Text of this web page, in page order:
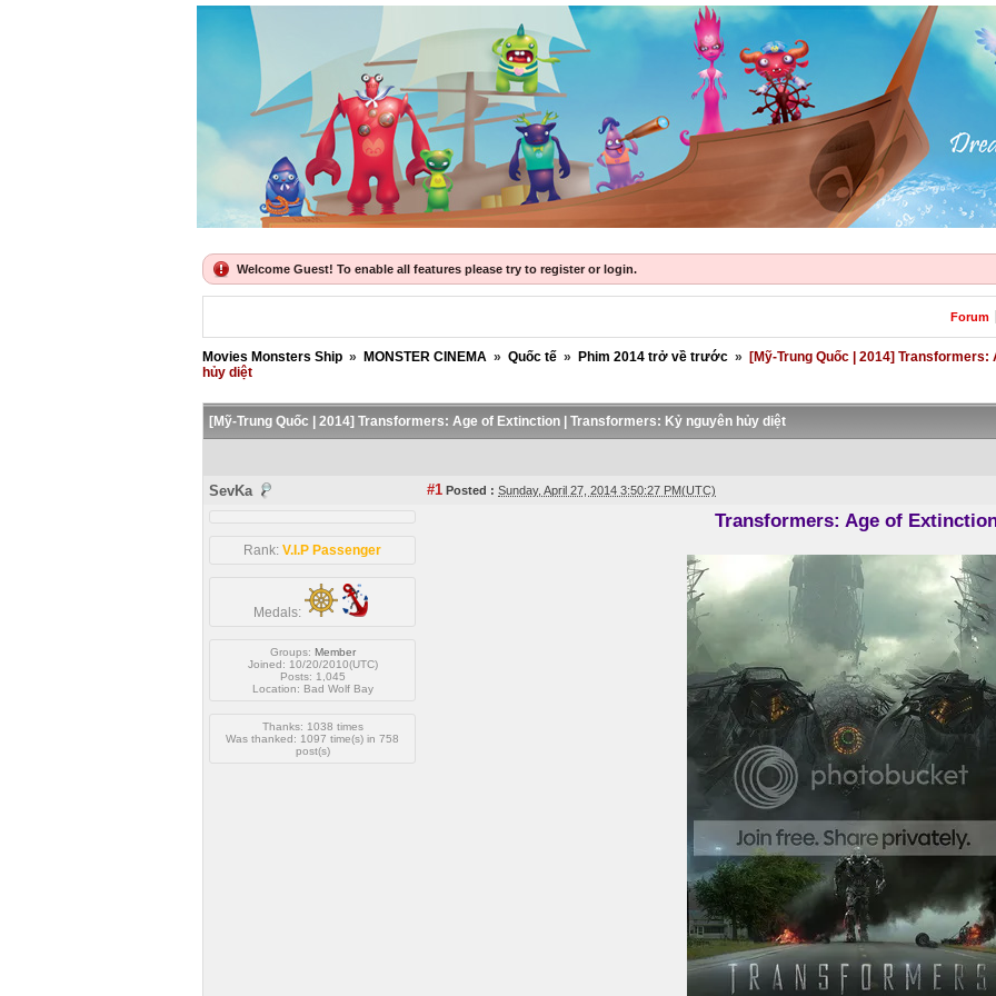
Welcome Guest! To enable all features please try to register or login.
Forum
Movies Monsters Ship » MONSTER CINEMA » Quốc tế » Phim 2014 trở về trước »
[Mỹ-Trung Quốc | 2014]
hủy diệt
[Mỹ-Trung Quốc | 2014] Transformers: Age of Extinction | Transformers: Kỷ nguyên hủy diệt
SevKa #1 Posted : Sunday, April 27, 2014 3:50:27 PM(UTC)
Rank: V.I.P Passenger
Medals:
Groups: Member
Joined: 10/20/2010(UTC)
Posts: 1,045
Location: Bad Wolf Bay
Thanks: 1038 times
Was thanked: 1097 time(s) in 758
post(s)
Transformers: Age of